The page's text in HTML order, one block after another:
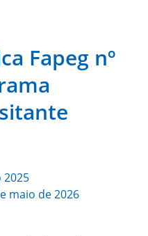
Fapeg nº
2025
maio de 2026